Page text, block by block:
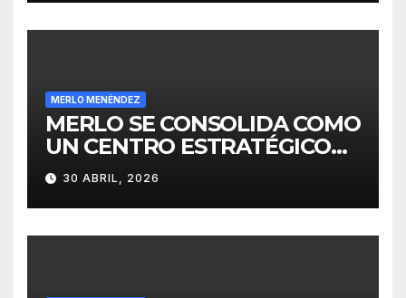
MERLO MENÉNDEZ
MERLO SE CONSOLIDA COMO
UN CENTRO ESTRATÉGICO
PARA EL DESARROLLO DE
INVERSIONES
30 ABRIL, 2026